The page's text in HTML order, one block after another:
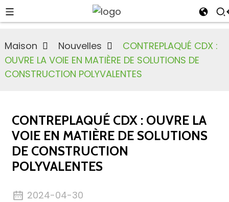
Maison Nouvelles
CONTREPLAQUÉ CDX :
OUVRE LA VOIE EN MATIÈRE DE SOLUTIONS DE
CONSTRUCTION POLYVALENTES
CONTREPLAQUÉ CDX : OUVRE LA
VOIE EN MATIÈRE DE SOLUTIONS
DE CONSTRUCTION
POLYVALENTES
2024-04-30